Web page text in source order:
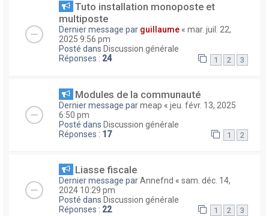
Tuto installation monoposte et
multiposte
Dernier message par guillaume « mar. juil. 22,
2025 9:56 pm
Posté dans Discussion générale
Réponses : 24 1 2 3
Modules de la communauté
Dernier message parmeap « jeu. févr. 13, 2025
6:50 pm
Posté dans Discussion générale
Réponses : 17 1 2
Liasse fiscale
Dernier message parAnnefnd « sam. déc. 14,
2024 10:29 pm
Posté dans Discussion générale
Réponses : 22 1 2 3